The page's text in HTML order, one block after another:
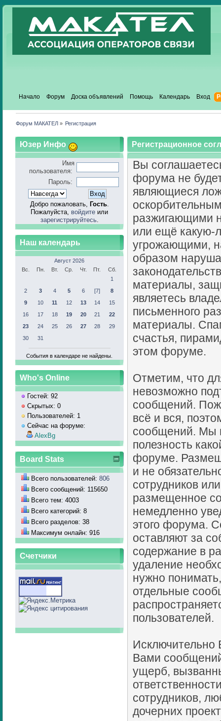
Начало Форум Доска объявлений Помощь Календарь Вход
Форум МАКАТЕЛ » Регистрация
Юзер Инфо
Имя
пользователя:
Пароль:
Добро пожаловать, Гость.
Пожалуйста, войдите или
зарегистрируйтесь.
Наш календарь
Август 2026
Вс.
Пн. Вт. Ср. Чт. Пт.
Сб.
1
2
3 4 5 6 [7]
8
9
10 11 12 13 14
15
16
17 18 19 20 21
22
23
24 25 26 27 28
29
30
31
События в календаре не найдены.
Who's Online
Гостей: 92
Скрытых: 0
Пользователей: 1
Сейчас на форуме:
AlexBg
Board Stats
Всего пользователей: 806
Всего сообщений: 115650
Всего тем: 4003
Всего категорий: 8
Всего разделов: 38
Максимум онлайн: 916
Счетчики
Регистрационное
Вы
форума не
являющиеся
разжигающими
или ещё какую-
угрожающими,
образом
материалы,
являетесь
письменного
материалы.
счастья,
этом форуме.
Отметим, что
невозможно
сообщений.
всё и вся,
сообщений. Мы
полезность
форуме.
и не
сотрудников
размещенное
немедленно
этого форума.
оставляют за
содержание в
удаление
нужно
отдельные
пользователей.
Вами
ущерб,
сотрудников,
дочерних